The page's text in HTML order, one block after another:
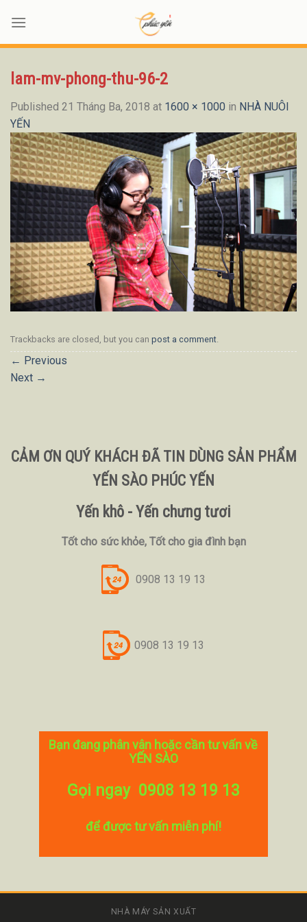
content
lam-mv-phong-thu-96-2
Published 21 Tháng Ba, 2018 at 1600 × 1000 in NHÀ NUÔI
YẾN
Trackbacks are closed, but you can post a comment
← Previous
Next →
CẢM ƠN QUÝ KHÁCH ĐÃ TIN DÙNG SẢN PHẨM
YẾN SÀO PHÚC YẾN
Yến khô - Yến chưng tươi
Tốt cho sức khỏe, Tốt cho gia đình bạn
0908 13 19 13
0908 13 19 13
Bạn đang phân vân hoặc cần tư vấn về
YẾN SÀO
Gọi ngay 0908 13 19 13
để được tư vấn miễn phí!
NHÀ MÁY SẢN XUẤT